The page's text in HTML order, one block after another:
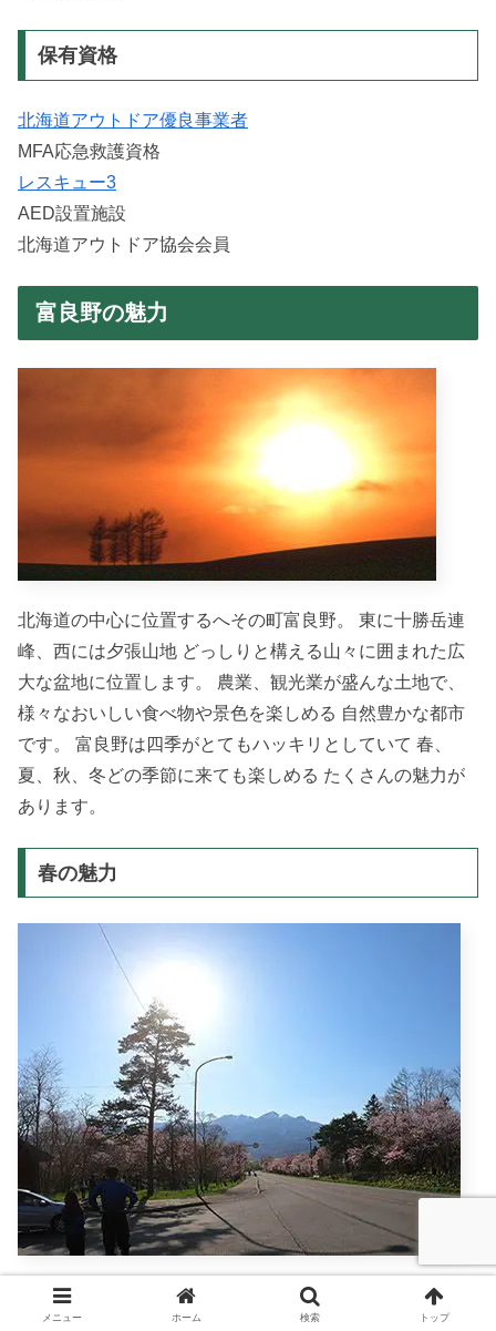
保有資格
北海道アウトドア優良事業者
MFA応急救護資格
レスキュー3
AED設置施設
北海道アウトドア協会会員
富良野の魅力
北海道の中心に位置するへその町富良野。 東に十勝岳連
峰、西には夕張山地 どっしりと構える山々に囲まれた広
大な盆地に位置します。 農業、観光業が盛んな土地で、
様々なおいしい食べ物や景色を楽しめる 自然豊かな都市
です。 富良野は四季がとてもハッキリとしていて 春、
夏、秋、冬どの季節に来ても楽しめる たくさんの魅力が
あります。
春の魅力
雪解けが進み野山には花が少しづつ咲き始めます。本州よ
り桜の開花が遅い北海道。四月下旬から五月上旬にかけて
メニュー ホーム 検索 トップ